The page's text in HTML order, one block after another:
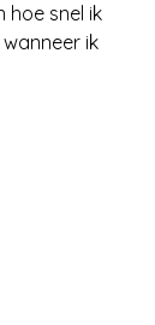
hoe snel ik
ik